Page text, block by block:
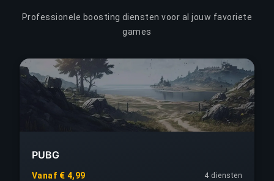
Professionele boosting diensten voor al jouw favoriete
games
PUBG
Vanaf € 4,99 4 diensten